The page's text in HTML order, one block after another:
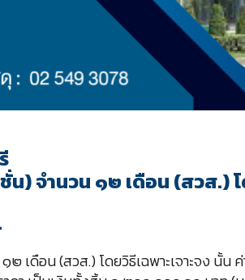
น) จำนวน ๑๒ เดือน (สวส.)
เดือน (สวส.) โดยวิธีเฉพาะเจาะจง นั้น